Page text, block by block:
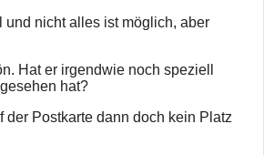
und nicht alles ist möglich, aber
Hat er irgendwie noch speziell
hat?
der Postkarte dann doch kein Platz